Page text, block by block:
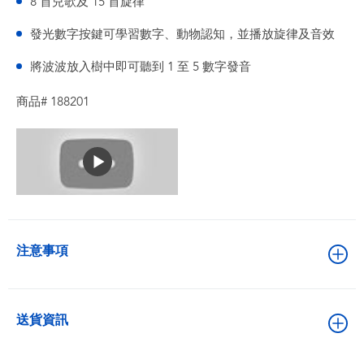
發光數字按鍵可學習數字、動物認知，並播放旋律及音效
將波波放入樹中即可聽到 1 至 5 數字發音
商品# 188201
注意事項
送貨資訊